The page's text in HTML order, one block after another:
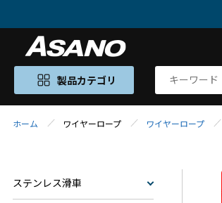
製品カテゴリ
ホーム ワイヤーロープ ワイヤーロープ
ステンレス滑車